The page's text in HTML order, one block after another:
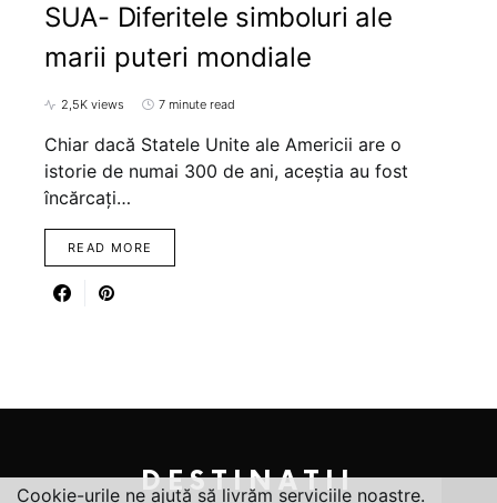
SUA- Diferitele simboluri ale
marii puteri mondiale
2,5K views 7 minute read
Chiar dacă Statele Unite ale Americii are o
istorie de numai 300 de ani, aceștia au fost
încărcați…
READ MORE
DESTINATII
Cookie-urile ne ajută să livrăm serviciile noastre.